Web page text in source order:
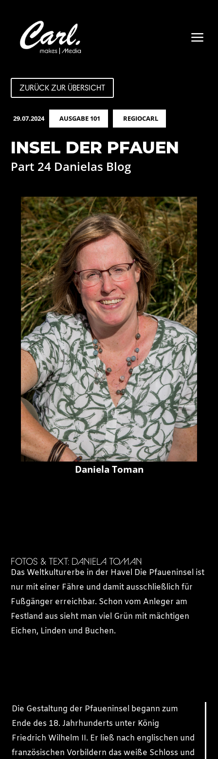
a
ZURÜCK ZUR ÜBERSICHT
29.07.2024 AUSGABE 101 REGIOCARL
INSEL DER PFAUEN
Part 24 Danielas Blog
Daniela Toman
FOTOS & TEXT: DANIELA TOMAN
Das Weltkulturerbe in der Havel Die Pfaueninsel ist
nur mit einer Fähre und damit ausschließlich für
Fußgänger erreichbar. Schon vom Anleger am
Festland aus sieht man viel Grün mit mächtigen
Eichen, Linden und Buchen.
Die Gestaltung der Pfaueninsel begann zum
Ende des 18. Jahrhunderts unter König
Friedrich Wilhelm II. Er ließ nach englischen und
französischen Vorbildern das weiße Schloss und